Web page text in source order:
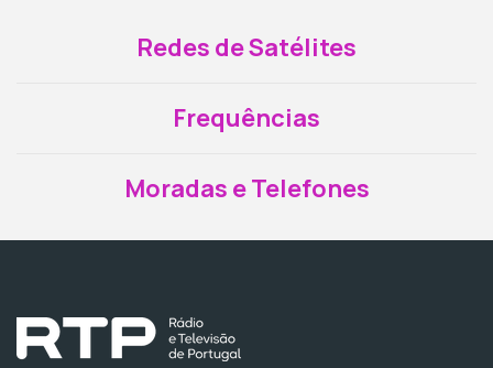
Redes de Satélites
Frequências
Moradas e Telefones